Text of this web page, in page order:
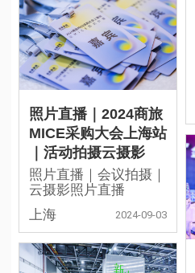
照片直播｜2024商旅
MICE采购大会上海站
｜活动拍摄云摄影
照片直播｜会议拍摄｜
云摄影照片直播
上海
2024-09-03